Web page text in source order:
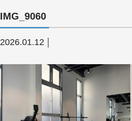
IMG_9060
2026.01.12